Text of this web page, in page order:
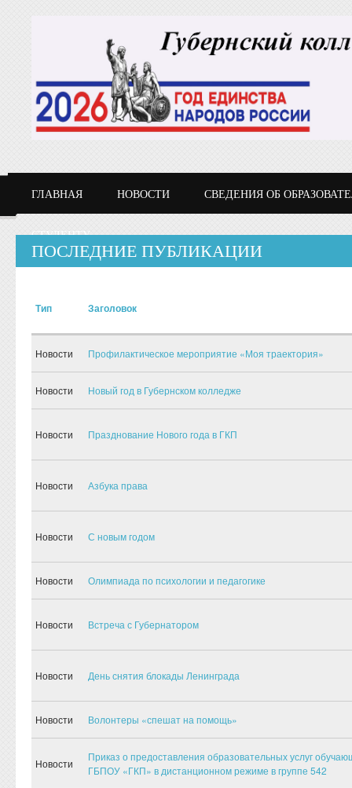
ГЛАВНАЯ НОВОСТИ СВЕДЕНИЯ ОБ
СТУДЕНТУ
ПОСЛЕДНИЕ ПУБЛИКАЦИИ
Тип Заголовок
Новости Профилактическое мероприятие «Моя траектория»
Новости Новый год в Губернском колледже
Новости Празднование Нового года в ГКП
Новости Азбука права
Новости С новым годом
Новости Олимпиада по психологии и педагогике
Новости Встреча с Губернатором
Новости День снятия блокады Ленинграда
Новости Волонтеры «спешат на помощь»
Новости
Приказ о предоставления образовательных услуг
ГБПОУ «ГКП» в дистанционном режиме в группе 542